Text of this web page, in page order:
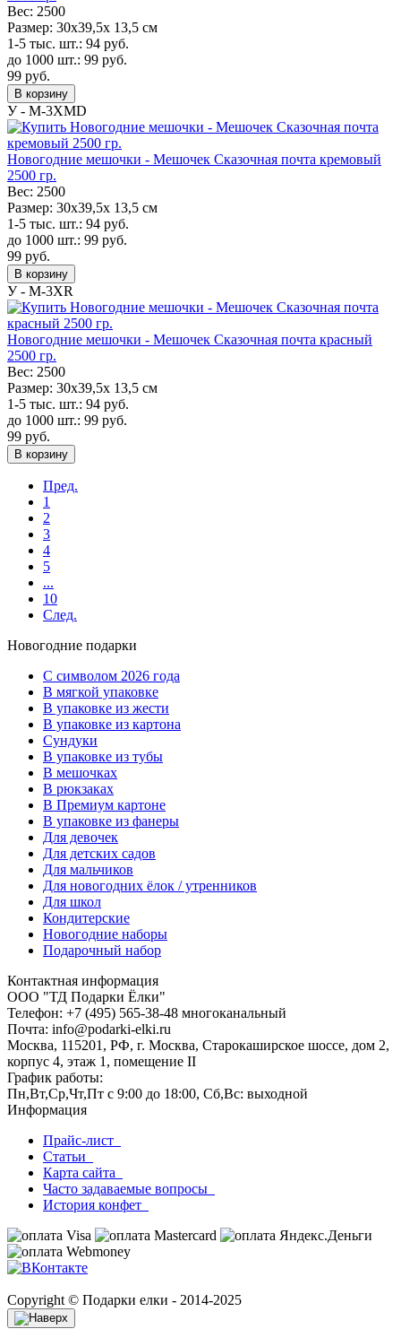
Вес: 2500
Размер: 30х39,5х 13,5 см
1-5 тыс. шт.: 94 руб.
до 1000 шт.: 99 руб.
99 руб.
В корзину
У - M-3XMD
Новогодние мешочки - Мешочек Сказочная почта кремовый
2500 гр.
Вес: 2500
Размер: 30х39,5х 13,5 см
1-5 тыс. шт.: 94 руб.
до 1000 шт.: 99 руб.
99 руб.
В корзину
У - M-3XR
Новогодние мешочки - Мешочек Сказочная почта красный
2500 гр.
Вес: 2500
Размер: 30х39,5х 13,5 см
1-5 тыс. шт.: 94 руб.
до 1000 шт.: 99 руб.
99 руб.
В корзину
Пред.
1
2
3
4
5
...
10
След.
Новогодние подарки
C символом 2026 года
В мягкой упаковке
В упаковке из жести
В упаковке из картона
Сундуки
В упаковке из тубы
В мешочках
В рюкзаках
В Премиум картоне
В упаковке из фанеры
Для девочек
Для детских садов
Для мальчиков
Для новогодних ёлок / утренников
Для школ
Кондитерские
Новогодние наборы
Подарочный набор
Контактная информация
ООО "ТД Подарки Ёлки"
Телефон: +7 (495) 565-38-48 многоканальный
Почта: info@podarki-elki.ru
Москва, 115201, РФ, г. Москва, Старокаширское шоссе, дом 2,
корпус 4, этаж 1, помещение II
График работы:
Пн,Вт,Ср,Чт,Пт с 9:00 до 18:00, Сб,Вс: выходной
Информация
Прайс-лист
Статьи
Карта сайта
Часто задаваемые вопросы
История конфет
Copyright © Подарки елки - 2014-2025